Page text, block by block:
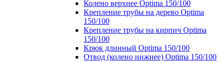
Колено верхнее Optima 150/100
Крепление трубы на дерево Optima
150/100
Крепление трубы на кирпич Optima
150/100
Крюк длинный Optima 150/100
Отвод (колено нижнее) Optima 150/100